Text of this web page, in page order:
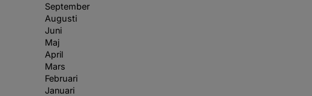
September
Augusti
Juni
Maj
April
Mars
Februari
Januari